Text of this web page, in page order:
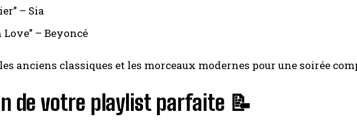
– Sia
– Beyoncé
anciens classiques et les morceaux modernes pour une soirée
de votre playlist parfaite 📝